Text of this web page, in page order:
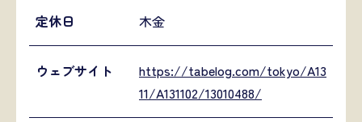
定休日 木金
ウェブサイト
https://tabelog.com/tokyo/A13
11/A131102/13010488/